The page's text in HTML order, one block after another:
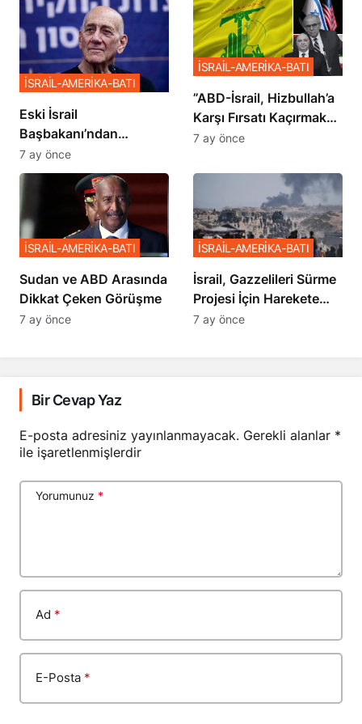
Eski İsrail
Başbakanı’ndan
Netanyahu’ya Ağır
Sözler
İSRAİL-AMERİKA-BATI
7 ay önce
​​​​​​​”ABD-İsrail, Hizbullah’a
Karşı Fırsatı Kaçırmak
İstemiyor”
İSRAİL-AMERİKA-BATI
7 ay önce
Sudan ve ABD Arasında
Dikkat Çeken Görüşme
İSRAİL-AMERİKA-BATI
7 ay önce
İsrail, Gazzelileri Sürme
Projesi İçin Harekete
Geçti
İSRAİL-AMERİKA-BATI
7 ay önce
Bir Cevap Yaz
E-posta adresiniz yayınlanmayacak. Gerekli alanlar *
ile işaretlenmişlerdir
Yorumunuz *
Ad *
E-Posta *